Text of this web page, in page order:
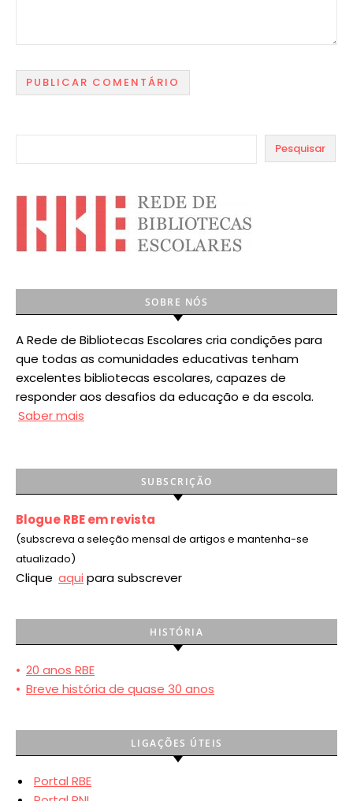
Pesquisar
SOBRE NÓS
A Rede de Bibliotecas Escolares cria condições para
que todas as comunidades educativas tenham
excelentes bibliotecas escolares, capazes de
responder aos desafios da educação e da escola.
Saber mais
SUBSCRIÇÃO
Blogue RBE em revista
(subscreva a seleção mensal de artigos e mantenha-se
atualizado)
Clique aqui para subscrever
HISTÓRIA
• 20 anos RBE
• Breve história de quase 30 anos
LIGAÇÕES ÚTEIS
Portal RBE